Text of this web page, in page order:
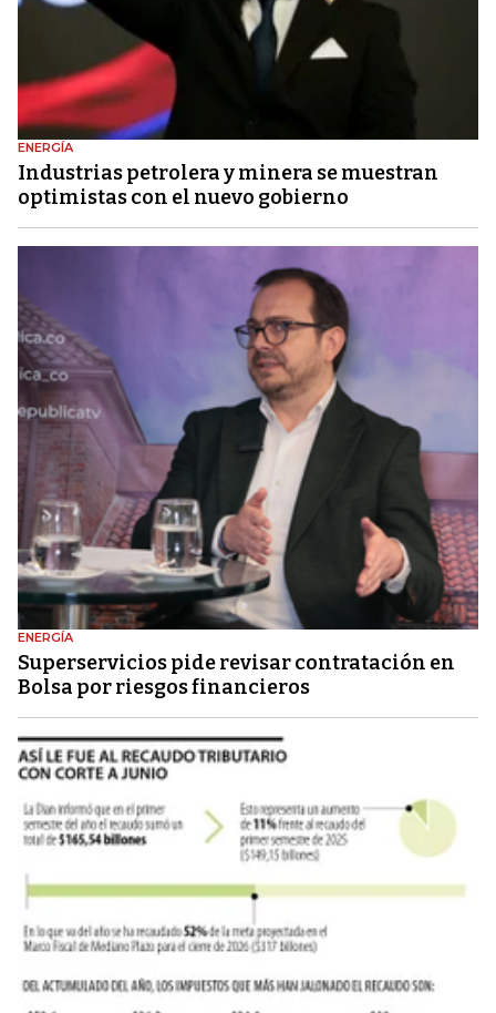
ENERGÍA
Industrias petrolera y minera se muestran
optimistas con el nuevo gobierno
ENERGÍA
Superservicios pide revisar contratación en
Bolsa por riesgos financieros